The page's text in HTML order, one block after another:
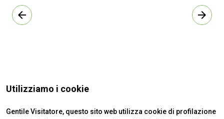
arrow_back arrow_forward
Utilizziamo i cookie
Gentile Visitatore, questo sito web utilizza cookie di profilazione